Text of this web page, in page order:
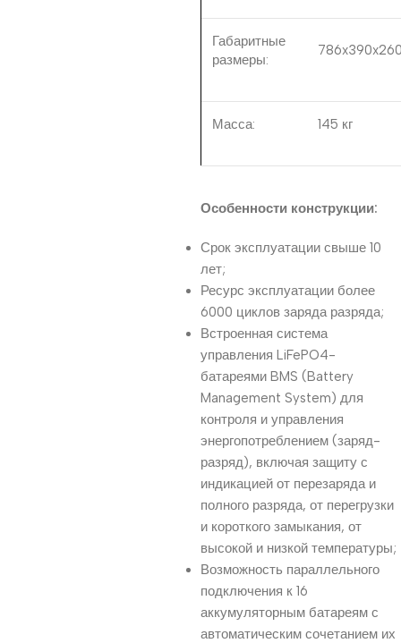
Габаритные
размеры:
Масса: 145 кг
Особенности конструкции:
Срок эксплуатации свыше 10
лет;
Ресурс эксплуатации более
6000 циклов заряда разряда;
Встроенная система
управления LiFePO4-
батареями BMS (Battery
Management System) для
контроля и управления
энергопотреблением (заряд-
разряд), включая защиту с
индикацией от перезаряда и
полного разряда, от перегрузки
и короткого замыкания, от
высокой и низкой температуры;
Возможность параллельного
подключения к 16
аккумуляторным батареям с
автоматическим сочетанием их